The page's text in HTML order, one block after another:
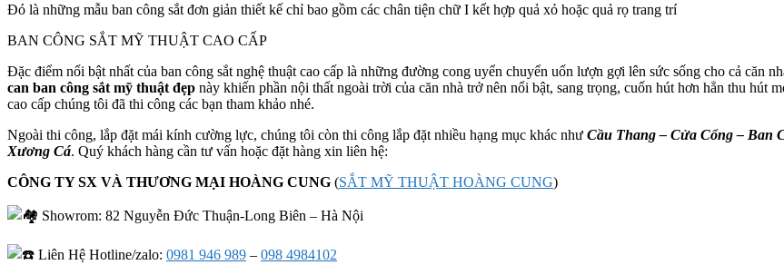
Đó là những mẫu ban công sắt đơn giản thiết kế chỉ bao gồm các chân tiện chữ I kết hợp quả xỏ hoặc quả rọ trang trí
BAN CÔNG SẮT MỸ THUẬT CAO CẤP
Đặc điểm nổi bật nhất của ban công sắt nghệ thuật cao cấp là những đường cong uyển chuyển uốn lượn gợi lên sức sống cho cả căn
can ban công sắt mỹ thuật đẹp này khiến phần nội thất ngoài trời của căn nhà trở nên nổi bật, sang trọng, cuốn hút hơn hẳn thu hút
cao cấp chúng tôi đã thi công các bạn tham khảo nhé.
Ngoài thi công, lắp đặt mái kính cường lực, chúng tôi còn thi công lắp đặt nhiều hạng mục khác như Cầu Thang – Cửa Cổng – Ban
Xương Cá. Quý khách hàng cần tư vấn hoặc đặt hàng xin liên hệ:
CÔNG TY SX VÀ THƯƠNG MẠI HOÀNG CUNG (SẮT MỸ THUẬT HOÀNG CUNG)
Showrom: 82 Nguyễn Đức Thuận-Long Biên – Hà Nội
Liên Hệ Hotline/zalo: 0981 946 989 – 098 4984102